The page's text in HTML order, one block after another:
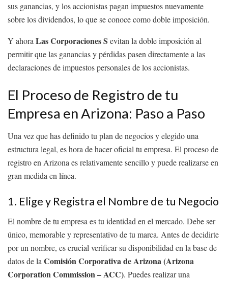
sus ganancias, y los accionistas pagan impuestos nuevamente
sobre los dividendos, lo que se conoce como doble imposición.
Y ahora Las Corporaciones S evitan la doble imposición al
permitir que las ganancias y pérdidas pasen directamente a las
declaraciones de impuestos personales de los accionistas.
El Proceso de Registro de tu
Empresa en Arizona: Paso a Paso
Una vez que has definido tu plan de negocios y elegido una
estructura legal, es hora de hacer oficial tu empresa. El proceso de
registro en Arizona es relativamente sencillo y puede realizarse en
gran medida en línea.
1. Elige y Registra el Nombre de tu Negocio
El nombre de tu empresa es tu identidad en el mercado. Debe ser
único, memorable y representativo de tu marca. Antes de decidirte
por un nombre, es crucial verificar su disponibilidad en la base de
datos de la Comisión Corporativa de Arizona (Arizona
Corporation Commission – ACC). Puedes realizar una